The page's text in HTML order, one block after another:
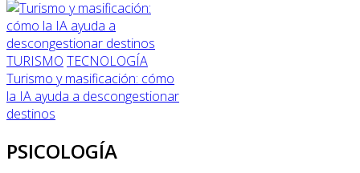
TURISMO TECNOLOGÍA
Turismo y masificación: cómo
la IA ayuda a descongestionar
destinos
PSICOLOGÍA